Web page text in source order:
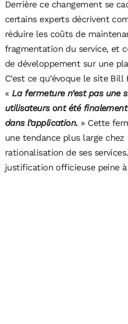
Derrière ce changement se
certains experts décrivent
réduire les coûts de
fragmentation du service, et
de développement sur une
C’est ce qu’évoque le site
« La fermeture n’est pas une
utilisateurs ont été
dans l’application. » Cette
une tendance plus large chez
rationalisation de ses
justification officieuse peine